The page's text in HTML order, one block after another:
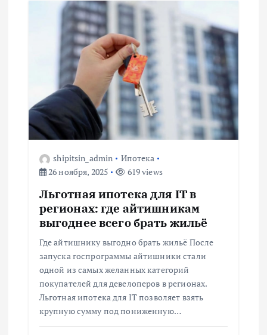
shipitsin_admin
Ипотека
26 ноября, 2025
619 views
Льготная ипотека для IT в
регионах: где айтишникам
выгоднее всего брать жильё
Где айтишнику выгодно брать жильё После
запуска госпрограммы айтишники стали
одной из самых желанных категорий
покупателей для девелоперов в регионах.
Льготная ипотека для IT позволяет взять
крупную сумму под пониженную…